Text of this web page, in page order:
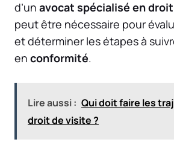
d’un avocat spécialisé en droit
peut être nécessaire pour
et déterminer les étapes à
en conformité.
Lire aussi : Qui doit faire les
droit de visite ?